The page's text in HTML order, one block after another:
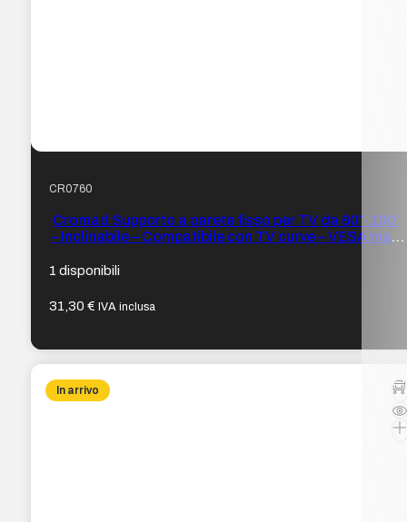
CR0760
Cromad Supporto a parete fisso per TV da 60″-100″
– Inclinabile – Compatibile con TV curve – VESA max.
1 disponibili
31,30€ IVA inclusa
In arrivo